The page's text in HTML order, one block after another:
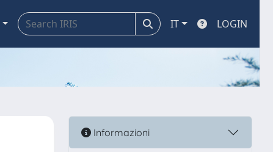
IT LOGIN
Informazioni